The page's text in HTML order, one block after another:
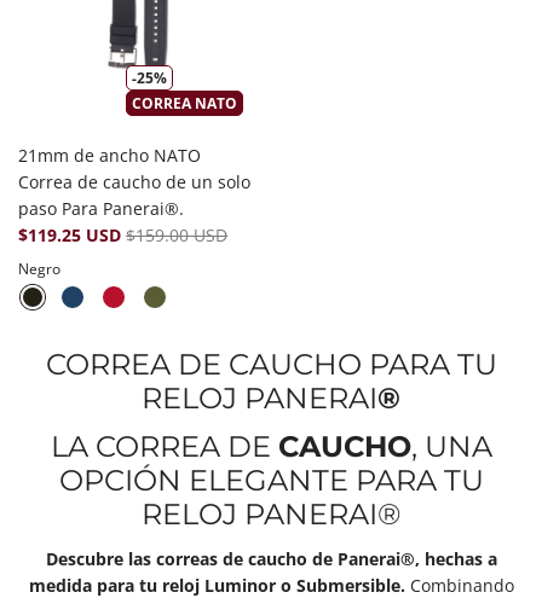
-25%
CORREA NATO
21mm de ancho NATO
Correa de caucho de un solo
paso Para Panerai®.
$119.25 USD $159.00 USD
Negro
CORREA DE CAUCHO PARA TU
RELOJ PANERAI®
LA CORREA DE CAUCHO, UNA
OPCIÓN ELEGANTE PARA TU
RELOJ PANERAI®
Descubre las correas de caucho de Panerai®, hechas a
medida para tu reloj Luminor o Submersible.Combinando